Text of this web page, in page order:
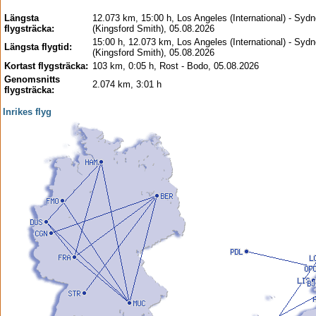
Längsta
flygsträcka:
12.073 km, 15:00 h, Los Angeles (International) -
(Kingsford Smith), 05.08.2026
Längsta flygtid:
15:00 h, 12.073 km, Los Angeles (International) -
(Kingsford Smith), 05.08.2026
Kortast flygsträcka: 103 km, 0:05 h, Rost - Bodo, 05.08.2026
Genomsnitts
flygsträcka:
2.074 km, 3:01 h
Inrikes flyg